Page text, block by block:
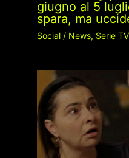
giugno al 5
spara, ma
Social/ News, Serie TV